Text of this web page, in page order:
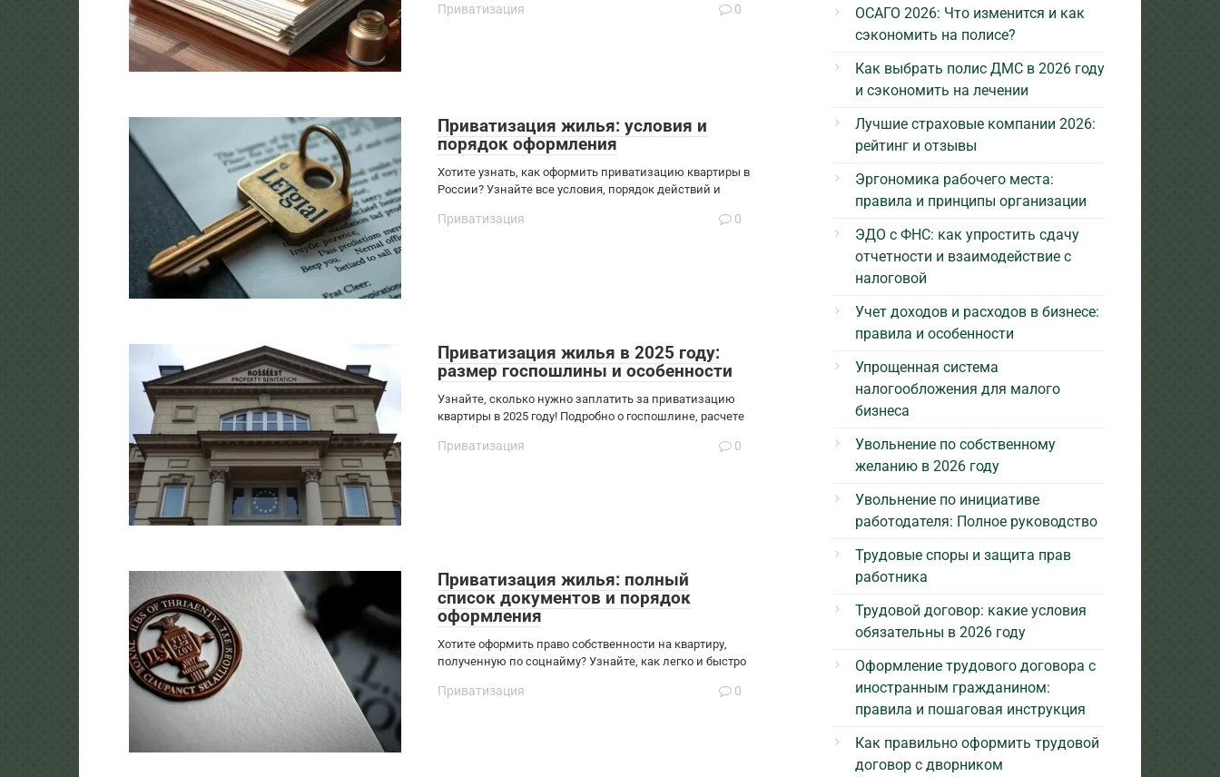
Приватизация 0
Приватизация жилья: условия и
порядок оформления
Хотите узнать, как оформить приватизацию квартиры в
России? Узнайте все условия, порядок действий и
Приватизация 0
Приватизация жилья в 2025 году:
размер госпошлины и особенности
Узнайте, сколько нужно заплатить за приватизацию
квартиры в 2025 году! Подробно о госпошлине, расчете
Приватизация 0
Приватизация жилья: полный
список документов и порядок
оформления
Хотите оформить право собственности на квартиру,
полученную по соцнайму? Узнайте, как легко и быстро
Приватизация 0
ОСАГО 2026: Что изменится и как
сэкономить на полисе?
Как выбрать полис ДМС в 2026 году
и сэкономить на лечении
Лучшие страховые компании 2026:
рейтинг и отзывы
Эргономика рабочего места:
правила и принципы организации
ЭДО с ФНС: как упростить сдачу
отчетности и взаимодействие с
налоговой
Учет доходов и расходов в бизнесе:
правила и особенности
Упрощенная система
налогообложения для малого
бизнеса
Увольнение по собственному
желанию в 2026 году
Увольнение по инициативе
работодателя: Полное руководство
Трудовые споры и защита прав
работника
Трудовой договор: какие условия
обязательны в 2026 году
Оформление трудового договора с
иностранным гражданином:
правила и пошаговая инструкция
Как правильно оформить трудовой
договор с дворником